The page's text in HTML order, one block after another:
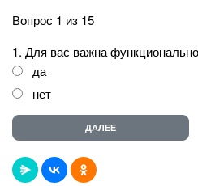
Вопрос 1 из 15
1. Для вас важна
да
нет